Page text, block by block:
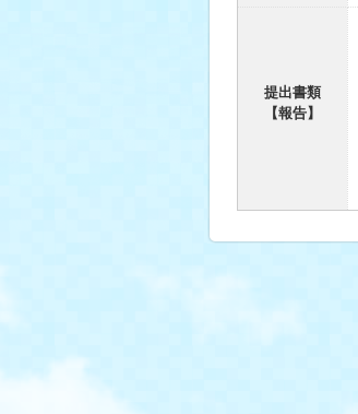
提出書類
【報告】